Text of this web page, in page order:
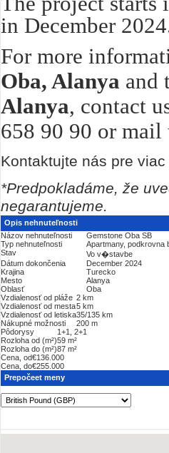
in December
For more
Oba, Alanya and
Alanya, contact
658 90 90 or
Kontaktujte nás pre
*Predpokladáme, že
negarantujeme.
Opis nehnuteľnosti
Názov nehnuteľnosti
Gemstone Oba SB
Typ nehnuteľnosti
Apartmany, podkrovna
Stav
Vo v�stavbe
Dátum dokončenia
December 2024
Krajina
Turecko
Mesto
Alanya
Oblasť
Oba
Vzdialenosť od pláže 2 km
Vzdialenosť od mesta5 km
Vzdialenosť od letiska35/135 km
Nákupné možnosti
200 m
Pôdorysy
1+1, 2+1
Rozloha od (m²)59 m²
Rozloha do (m²)87 m²
Cena, od€136.000
Cena, do€255.000
Prepočeet meny